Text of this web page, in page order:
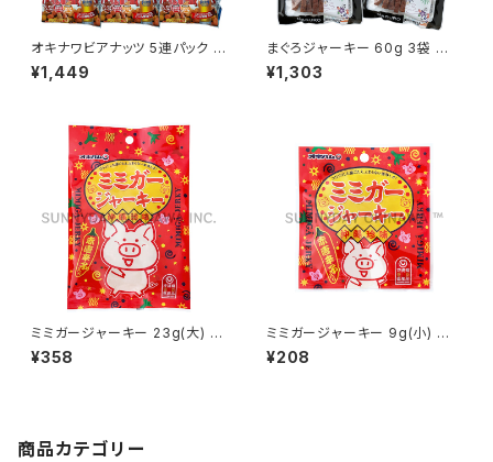
オキナワビアナッツ 5連パック 3
セット サン食品
¥1,449
まぐろジャーキー 60g 3袋 北
谷の塩入り 大栄食品
¥1,303
ミミガージャーキー 23g(大) オ
キハム
¥358
ミミガージャーキー 9g(小) オ
キハム
¥208
商品カテゴリー